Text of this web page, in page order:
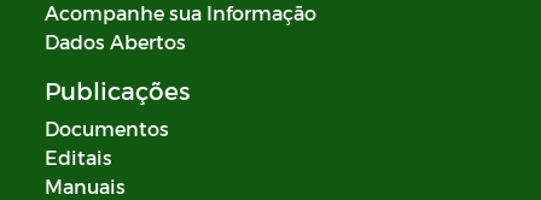
Acompanhe sua Informação
Dados Abertos
Publicações
Documentos
Editais
Manuais